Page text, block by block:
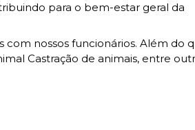
para o bem-estar geral da
com nossos funcionários. Além do
Castração de animais, entre